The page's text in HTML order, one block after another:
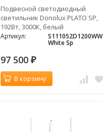
Подвесной светодиодный
светильник Donolux PLATO SP,
192Вт, 3000К, белый
Артикул: S111052D1200WW
White Sp
97 500 ₽
В корзину